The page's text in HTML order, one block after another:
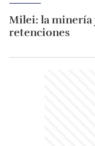
Milei: la minería
retenciones